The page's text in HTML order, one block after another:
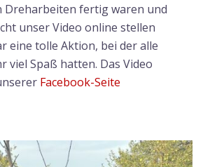
Dreharbeiten fertig waren und
unser Video online stellen
eine tolle Aktion, bei der alle
viel Spaß hatten. Das Video
Facebook-Seite